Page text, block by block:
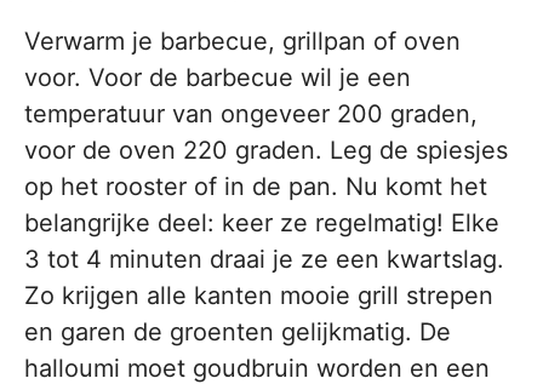
Verwarm je barbecue, grillpan of oven
voor. Voor de barbecue wil je een
temperatuur van ongeveer 200 graden,
voor de oven 220 graden. Leg de spiesjes
op het rooster of in de pan. Nu komt het
belangrijke deel: keer ze regelmatig! Elke
3 tot 4 minuten draai je ze een kwartslag.
Zo krijgen alle kanten mooie grill strepen
en garen de groenten gelijkmatig. De
halloumi moet goudbruin worden en een